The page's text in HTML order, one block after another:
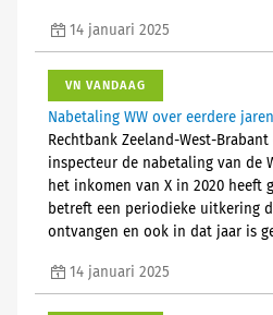
14 januari 2025
VN VANDAAG
Nabetaling WW over eerdere
Rechtbank Zeeland-West-
inspecteur de nabetaling van de
het inkomen van X in 2020 heeft
betreft een periodieke uitkering
ontvangen en ook in dat jaar is
14 januari 2025